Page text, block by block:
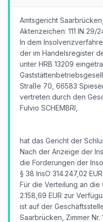
Amtsgericht
Aktenzeichen: 111 IN 29/
In dem
der im Handelsregister
unter HRB 13209
Straße 70, 66583
vertreten durch den
Fulvio SCHEMBRI,
hat das Gericht der
Nach der Anzeige der
die Forderungen der
§ 38 InsO 314.247,02 EUR.
Für die Verteilung an
2.158,69 EUR zur
ist auf der
Saarbrücken, Zimmer